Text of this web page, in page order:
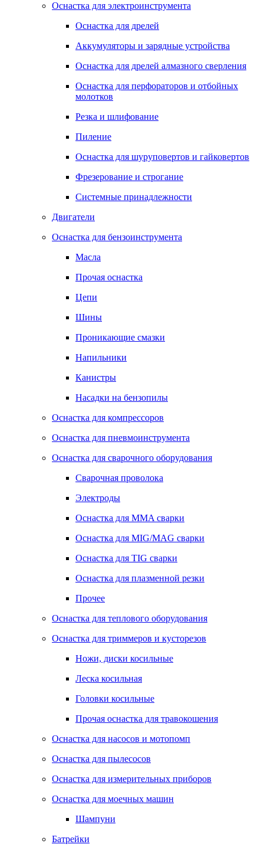
Оснастка для электроинструмента
Оснастка для дрелей
Аккумуляторы и зарядные устройства
Оснастка для дрелей алмазного сверления
Оснастка для перфораторов и отбойных
молотков
Резка и шлифование
Пиление
Оснастка для шуруповертов и гайковертов
Фрезерование и строгание
Системные принадлежности
Двигатели
Оснастка для бензоинструмента
Масла
Прочая оснастка
Цепи
Шины
Проникающие смазки
Напильники
Канистры
Насадки на бензопилы
Оснастка для компрессоров
Оснастка для пневмоинструмента
Оснастка для сварочного оборудования
Сварочная проволока
Электроды
Оснастка для MMA сварки
Оснастка для MIG/MAG сварки
Оснастка для TIG сварки
Оснастка для плазменной резки
Прочее
Оснастка для теплового оборудования
Оснастка для триммеров и кусторезов
Ножи, диски косильные
Леска косильная
Головки косильные
Прочая оснастка для травокошения
Оснастка для насосов и мотопомп
Оснастка для пылесосов
Оснастка для измерительных приборов
Оснастка для моечных машин
Шампуни
Батрейки